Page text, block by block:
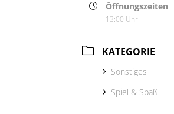
Öffnungszeiten
13:00 Uhr
KATEGORIE
Sonstiges
Spiel & Spaß